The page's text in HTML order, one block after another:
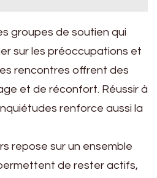
groupes de soutien qui
sur les préoccupations et
rencontres offrent des
et de réconfort. Réussir à
renforce aussi la
repose sur un ensemble
de rester actifs,